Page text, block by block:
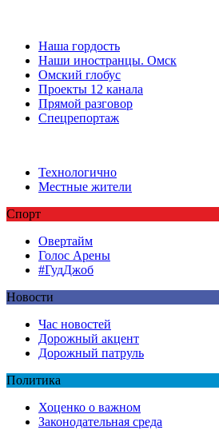
Наша гордость
Наши иностранцы. Омск
Омский глобус
Проекты 12 канала
Прямой разговор
Спецрепортаж
Технологично
Местные жители
Спорт
Овертайм
Голос Арены
#ГудДжоб
Новости
Час новостей
Дорожный акцент
Дорожный патруль
Политика
Хоценко о важном
Законодательная среда